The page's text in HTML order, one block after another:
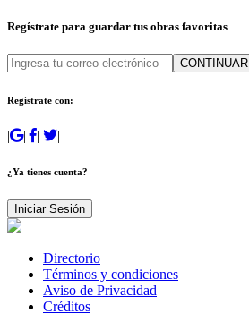
Regístrate para guardar tus obras favoritas
CONTINUAR
Regístrate con:
| | | |
¿Ya tienes cuenta?
Iniciar Sesión
Directorio
Términos y condiciones
Aviso de Privacidad
Créditos